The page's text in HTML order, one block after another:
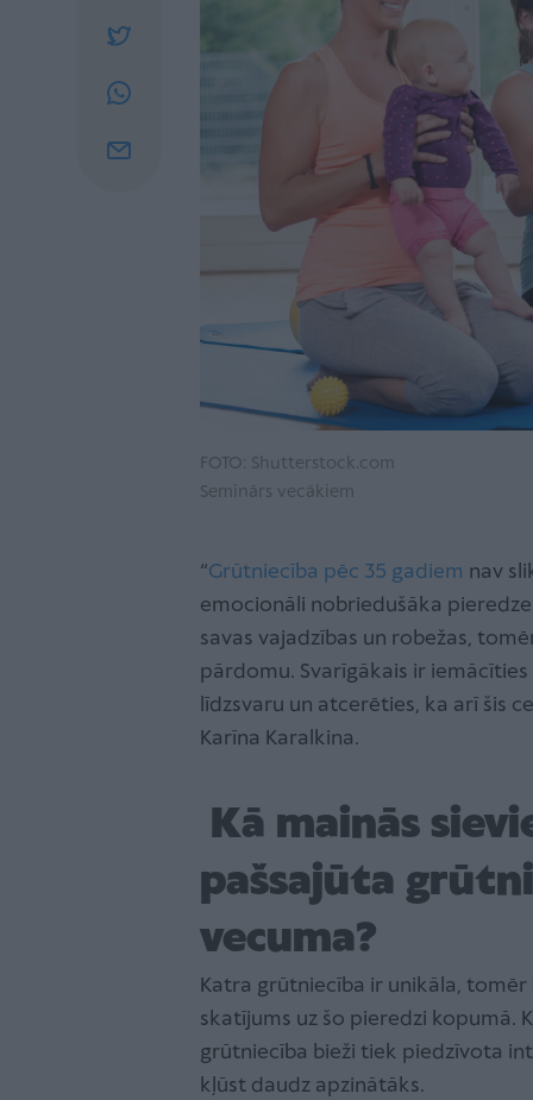
FOTO: Shutterstock.com
Seminārs vecākiem
“Grūtniecība pēc 35 gadiem nav
emocionāli nobriedušāka
savas vajadzības un robežas,
pārdomu. Svarīgākais ir
līdzsvaru un atcerēties, ka arī šis
Karīna Karalkina.
Kā mainās
pašsajūta
vecuma?
Katra grūtniecība ir unikāla, tomēr
skatījums uz šo pieredzi kopumā.
grūtniecība bieži tiek piedzīvota
kļūst daudz apzinātāks.